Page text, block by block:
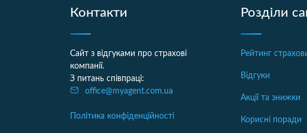
Контакти
Сайт з відгуками про страхові
компанії.
З питань співпраці:
office@myagent.com.ua
Політика конфіденційності
Розділи
Рейтинг
Відгуки
Акції та знижки
Корисні поради